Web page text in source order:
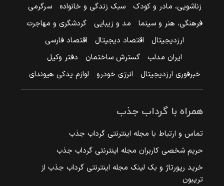
زناشویی، مادر و کودک
سبک زندگی و خانواده
سرگرمی
فرهنگی، هنر و سینما
مد و زیبایی
گردشگری و مهاجرت
ارزدیجیتال
اقتصاد دیجیتال
اقتصاد فارسی
ایران مدلب
گسترش ساختمان
دفتر وکیل
خبرفوری ارزدیجیتال
انرژی خودرو لوازم یدکی هیوندای
همراه با گرداب جذب
تماس و ارتباط با مجله اینترنتی گرداب جذب
حریم شخصی کاربران مجله اینترنتی گرداب جذب
خرید رپورتاژ و بک لینک مجله اینترنتی گرداب جذب از
تریبون